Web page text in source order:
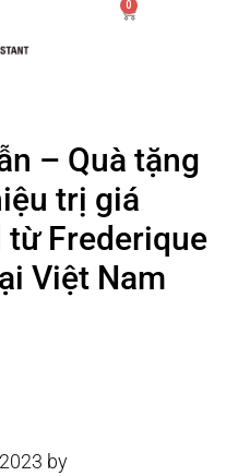
0
– Quà tặng
trị giá
từ Frederique
Việt Nam
by